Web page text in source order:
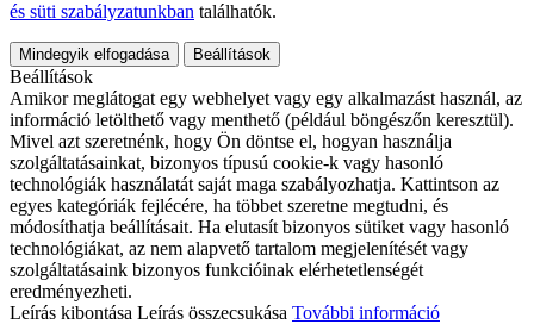
és süti szabályzatunkban találhatók.
Mindegyik elfogadása Beállítások
Beállítások
Amikor meglátogat egy webhelyet vagy egy alkalmazást használ, az
információ letölthető vagy menthető (például böngészőn keresztül).
Mivel azt szeretnénk, hogy Ön döntse el, hogyan használja
szolgáltatásainkat, bizonyos típusú cookie-k vagy hasonló
technológiák használatát saját maga szabályozhatja. Kattintson az
egyes kategóriák fejlécére, ha többet szeretne megtudni, és
módosíthatja beállításait. Ha elutasít bizonyos sütiket vagy hasonló
technológiákat, az nem alapvető tartalom megjelenítését vagy
szolgáltatásaink bizonyos funkcióinak elérhetetlenségét
eredményezheti.
Leírás kibontása Leírás összecsukása További információ